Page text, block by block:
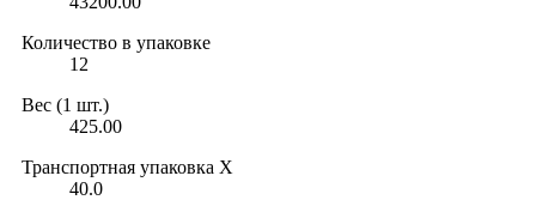
Количество в упаковке
12
Вес (1 шт.)
425.00
Транспортная упаковка X
40.0